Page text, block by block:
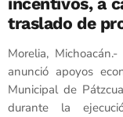
traslado de
Morelia,
anunció apoyos
Municipal de
durante la